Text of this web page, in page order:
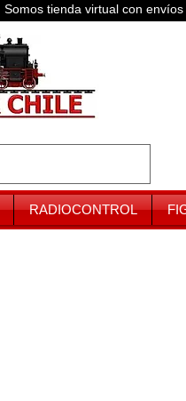
Somos tienda virtual con
RADIOCONTROL